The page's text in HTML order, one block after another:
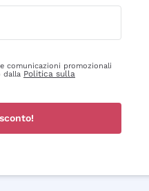
comunicazioni promozionali
dalla Politica sulla